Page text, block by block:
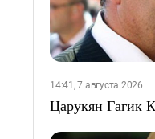
14:41, 7 августа 2026
Царукян Гагик